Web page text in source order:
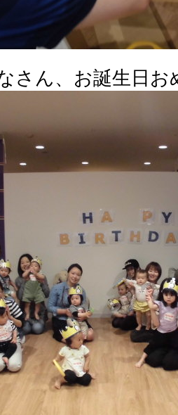
さん、お誕生日